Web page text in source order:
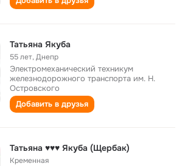
Татьяна Якуба
55 лет,Днепр
Электромеханический техникум
железнодорожного транспорта им. Н.
Островского
Добавить в друзья
Татьяна ♥♥♥ Якуба (Щербак)
Кременная